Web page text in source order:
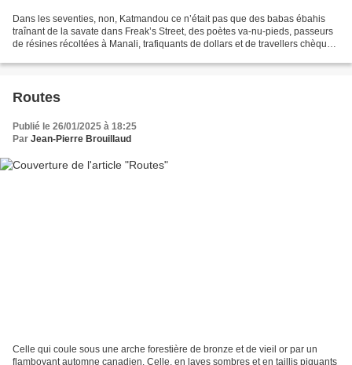
Dans les seventies, non, Katmandou ce n’était pas que des babas ébahis
traînant de la savate dans Freak’s Street, des poètes va-nu-pieds, passeurs
de résines récoltées à Manali, trafiquants de dollars et de travellers chèques
Routes
Publié le 26/01/2025 à 18:25
Par Jean-Pierre Brouillaud
Celle qui coule sous une arche forestière de bronze et de vieil or par un
flamboyant automne canadien. Celle, en laves sombres et en taillis piquants